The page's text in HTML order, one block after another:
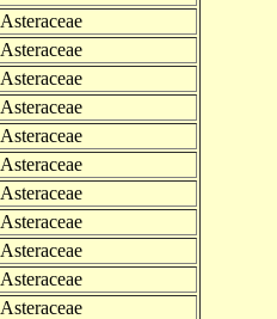
Asteraceae
Asteraceae
Asteraceae
Asteraceae
Asteraceae
Asteraceae
Asteraceae
Asteraceae
Asteraceae
Asteraceae
Asteraceae